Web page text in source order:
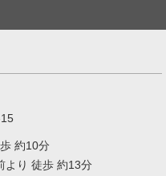
約10分
より 徒歩 約13分